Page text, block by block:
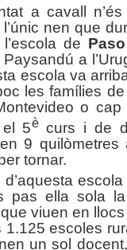
a cavall
l’únic nen que
de
a
escola va
les famílies
o cap
el 5ècurs i de
9 quilòmetres
tornar.
pas ella sola
viuen en
1.125 escoles
un sol